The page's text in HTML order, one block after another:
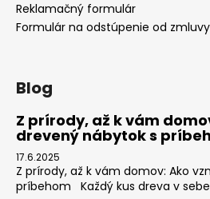
Reklamačný formulár
Formulár na odstúpenie od zmluvy
Blog
Z prírody, až k vám
drevený nábytok s
17.6.2025
Z prírody, až k vám domov: Ako
príbehom Každý kus dreva v sebe